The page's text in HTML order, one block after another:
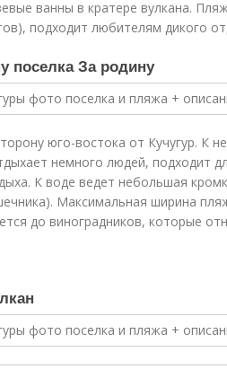
ванны в кратере вулкана.
подходит любителям дикого
поселка За родину
юго-востока от Кучугур. К
немного людей, подходит
К воде ведет небольшая
Максимальная ширина
до виноградников, которые